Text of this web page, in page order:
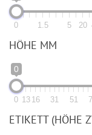
0 1.5 5 20
HÖHE MM
0
0 13 16 31 51
ETIKETT (HÖHE